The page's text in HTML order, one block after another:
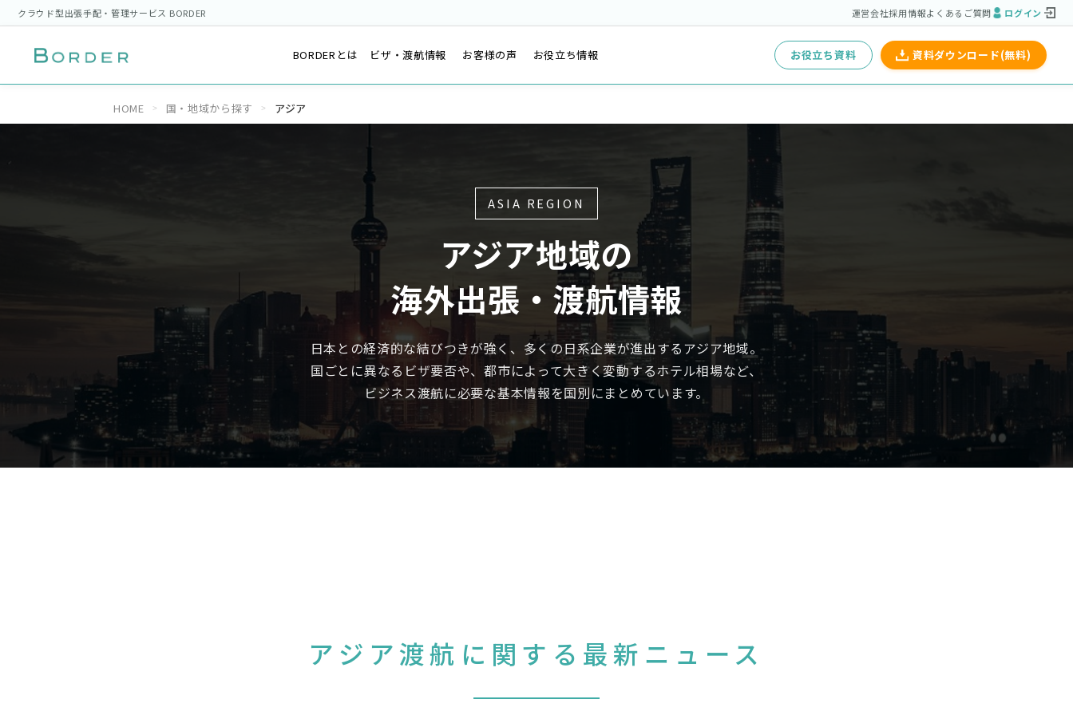
クラウド型出張手配・管理サービス BORDER 運営会社採用情報よくあるご質問 ログイン
BORDERとは ビザ・渡航情報 お客様の声 お役立ち情報 お役立ち資料 資料ダウンロード(無料)
HOME 国・地域から探す アジア
ASIA REGION
アジア地域の
海外出張・渡航情報
日本との経済的な結びつきが強く、多くの日系企業が進出するアジア地域。
国ごとに異なるビザ要否や、都市によって大きく変動するホテル相場など、
ビジネス渡航に必要な基本情報を国別にまとめています。
アジア渡航に関する最新ニュース